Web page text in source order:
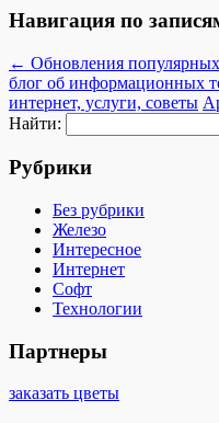
Навигация по
← Обновления
блог об информационных
интернет, услуги, советы
Найти:
Рубрики
Без рубрики
Железо
Интересное
Интернет
Софт
Технологии
Партнеры
заказать цветы